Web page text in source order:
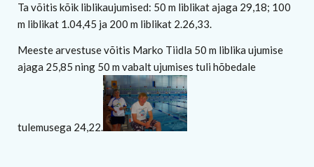
Ta võitis kõik liblikaujumised: 50 m liblikat ajaga 29,18; 100
m liblikat 1.04,45 ja 200 m liblikat 2.26,33.
Meeste arvestuse võitis Marko Tiidla 50 m liblika ujumise
ajaga 25,85 ning 50 m vabalt ujumises tuli hõbedale
tulemusega 24,22.